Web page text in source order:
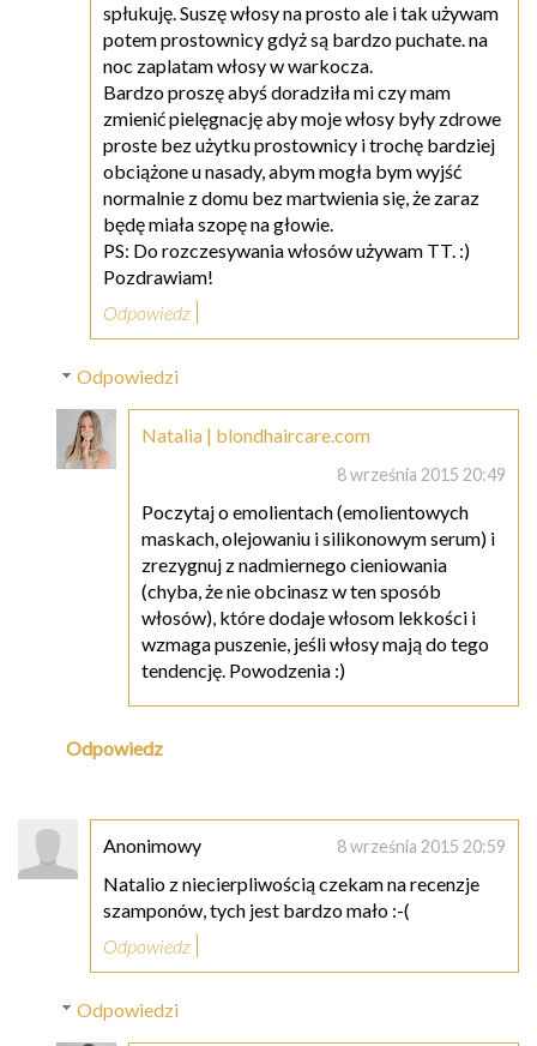
spłukuję. Suszę włosy na prosto ale i tak używam
potem prostownicy gdyż są bardzo puchate. na
noc zaplatam włosy w warkocza.
Bardzo proszę abyś doradziła mi czy mam
zmienić pielęgnację aby moje włosy były zdrowe
proste bez użytku prostownicy i trochę bardziej
obciążone u nasady, abym mogła bym wyjść
normalnie z domu bez martwienia się, że zaraz
będę miała szopę na głowie.
PS: Do rozczesywania włosów używam TT. :)
Pozdrawiam!
Odpowiedz
Odpowiedzi
Natalia | blondhaircare.com
8 września 2015 20:49
Poczytaj o emolientach (emolientowych
maskach, olejowaniu i silikonowym serum) i
zrezygnuj z nadmiernego cieniowania
(chyba, że nie obcinasz w ten sposób
włosów), które dodaje włosom lekkości i
wzmaga puszenie, jeśli włosy mają do tego
tendencję. Powodzenia :)
Odpowiedz
Anonimowy 8 września 2015 20:59
Natalio z niecierpliwością czekam na recenzje
szamponów, tych jest bardzo mało :-(
Odpowiedz
Odpowiedzi